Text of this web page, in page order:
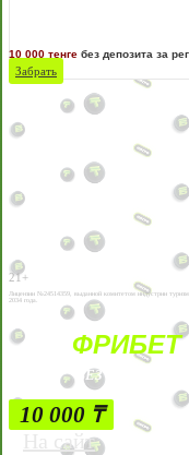
10 000 тенге без депозита за
Забрать
21+
Лицензии №24514359, выданной комитетом индустрии
2034 года.
ФРИБЕТ
БЕЗ УСЛОВИЙ
10 000 ₸
На сайт